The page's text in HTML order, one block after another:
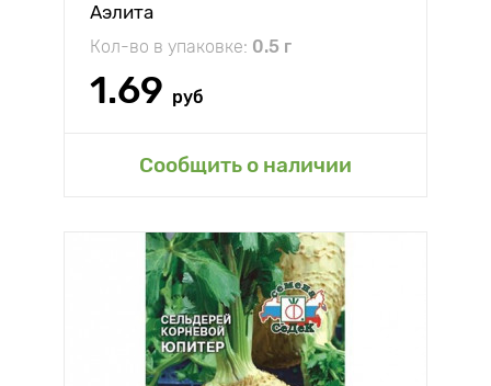
Аэлита
Кол-во в упаковке: 0.5 г
1.69 руб
Сообщить о наличии